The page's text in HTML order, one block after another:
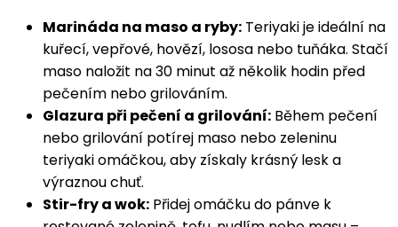
Marináda na maso a ryby: Teriyaki je ideální na
kuřecí, vepřové, hovězí, lososa nebo tuňáka. Stačí
maso naložit na 30 minut až několik hodin před
pečením nebo grilováním.
Glazura při pečení a grilování: Během pečení
nebo grilování potírej maso nebo zeleninu
teriyaki omáčkou, aby získaly krásný lesk a
výraznou chuť.
Stir-fry a wok: Přidej omáčku do pánve k